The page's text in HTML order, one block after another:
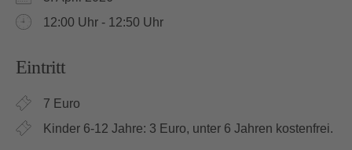
12:00 Uhr - 12:50 Uhr
Eintritt
7 Euro
Kinder 6-12 Jahre: 3 Euro, unter 6 Jahren kostenfrei.